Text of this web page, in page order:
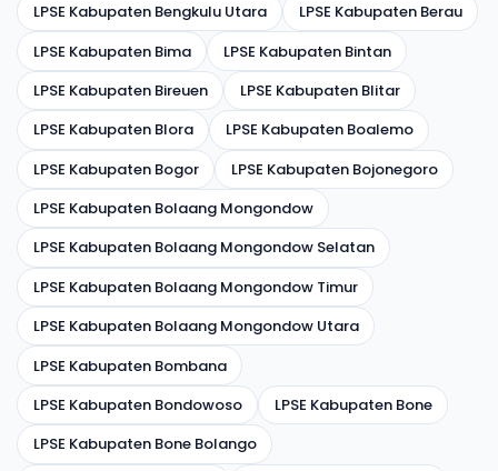
LPSE Kabupaten Bengkulu Utara
LPSE Kabupaten Berau
LPSE Kabupaten Bima
LPSE Kabupaten Bintan
LPSE Kabupaten Bireuen
LPSE Kabupaten Blitar
LPSE Kabupaten Blora
LPSE Kabupaten Boalemo
LPSE Kabupaten Bogor
LPSE Kabupaten Bojonegoro
LPSE Kabupaten Bolaang Mongondow
LPSE Kabupaten Bolaang Mongondow Selatan
LPSE Kabupaten Bolaang Mongondow Timur
LPSE Kabupaten Bolaang Mongondow Utara
LPSE Kabupaten Bombana
LPSE Kabupaten Bondowoso
LPSE Kabupaten Bone
LPSE Kabupaten Bone Bolango